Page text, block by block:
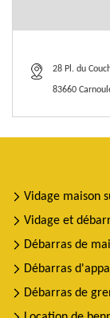
28 Pl. du
83660
Vidage maison
Vidage et
Débarras de
Débarras
Débarras de